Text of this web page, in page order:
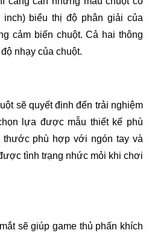
inch) biểu thị độ phân giải của
cảm biến chuột. Cả hai thông
nhạy của chuột.
sẽ quyết định đến trải nghiệm
lựa được mẫu thiết kế phù
thước phù hợp với ngón tay và
tình trạng nhức mỏi khi chơi
sẽ giúp game thủ phấn khích